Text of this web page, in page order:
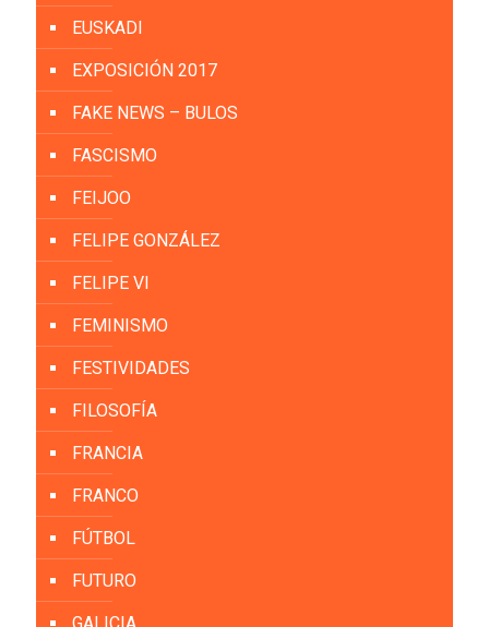
EUSKADI
EXPOSICIÓN 2017
FAKE NEWS – BULOS
FASCISMO
FEIJOO
FELIPE GONZÁLEZ
FELIPE VI
FEMINISMO
FESTIVIDADES
FILOSOFÍA
FRANCIA
FRANCO
FÚTBOL
FUTURO